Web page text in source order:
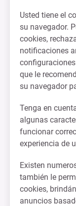
Usted tiene el
su navegador.
cookies,
notificaciones
que le
su navegador
Tenga en
algunas
funcionar
experiencia de
Existen
también le
cookies,
anuncios